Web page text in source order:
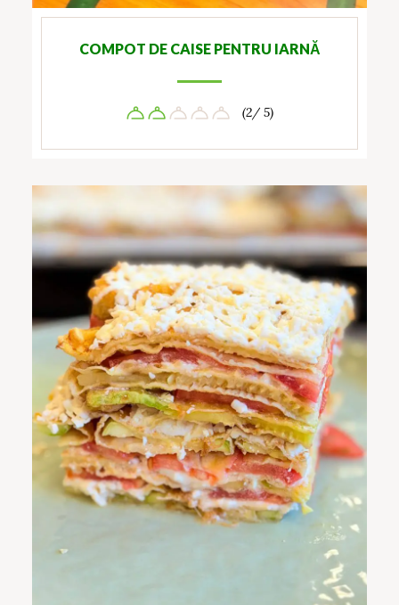
COMPOT DE CAISE PENTRU IARNĂ
(2/ 5)